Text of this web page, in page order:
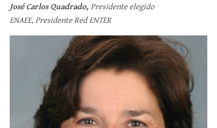
José Carlos Quadrado, Presidente elegido
ENAEE, Presidente Red ENTER